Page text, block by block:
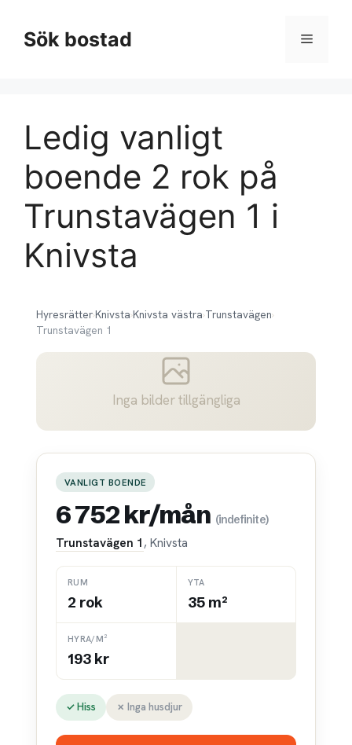
innehållSök bostad Meny
Ledig vanligt
boende 2 rok på
Trunstavägen 1 i
Knivsta
Hyresrätter›Knivsta›Knivsta västra›Trunstavägen›
Trunstavägen 1
Inga bilder tillgängliga
VANLIGT BOENDE
6 752 kr/mån (indefinite)
Trunstavägen 1, Knivsta
RUM
2 rok
YTA
35 m²
HYRA/M²
193 kr
✓ Hiss ✗ Inga husdjur